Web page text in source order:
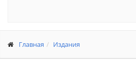
Главная Издания